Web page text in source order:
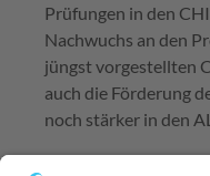
Prüfungen in den
Nachwuchs an den
jüngst vorgestellten
auch die Förderung
noch stärker in den